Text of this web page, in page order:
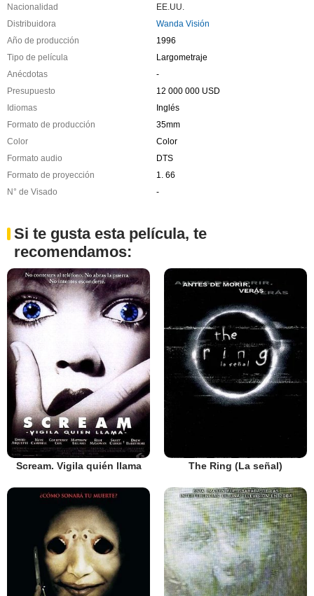
Nacionalidad
EE.UU.
Distribuidora
Wanda Visión
Año de producción
1996
Tipo de película
Largometraje
Anécdotas
-
Presupuesto
12 000 000 USD
Idiomas
Inglés
Formato de producción
35mm
Color
Color
Formato audio
DTS
Formato de proyección
1. 66
N° de Visado
-
Si te gusta esta película, te
recomendamos:
Scream. Vigila quién llama The Ring (La señal)